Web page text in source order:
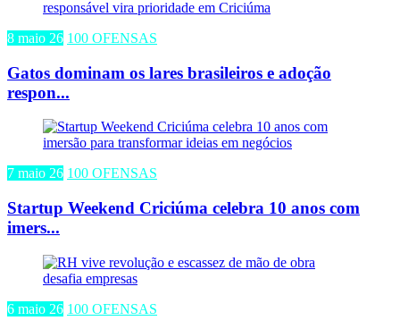
8 maio 26 100 OFENSAS
Gatos dominam os lares brasileiros e adoção
respon...
7 maio 26 100 OFENSAS
Startup Weekend Criciúma celebra 10 anos com
imers...
6 maio 26 100 OFENSAS